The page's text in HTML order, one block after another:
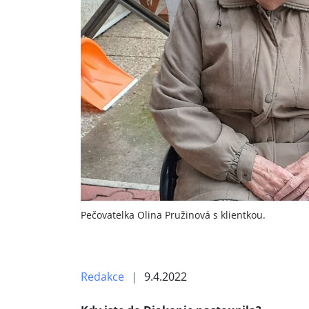
Pečovatelka Olina Pružinová s klientkou.
Redakce 9.4.2022